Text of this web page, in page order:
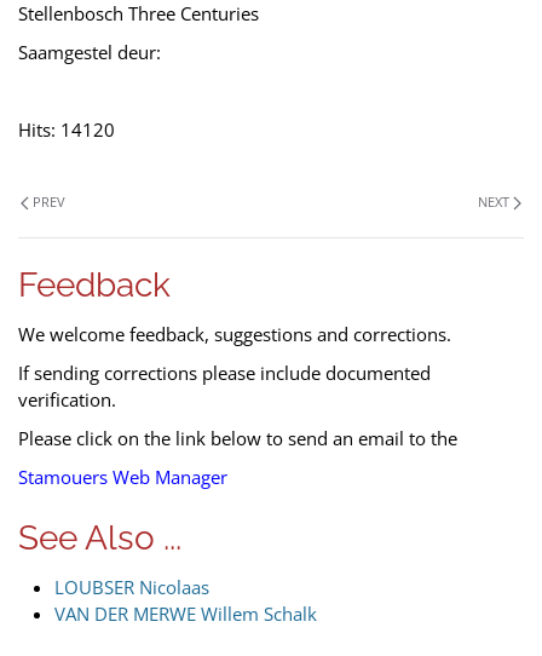
Stellenbosch Three Centuries
Saamgestel deur:
Hits: 14120
PREV NEXT
Feedback
We welcome feedback, suggestions and corrections.
If sending corrections please include documented
verification.
Please click on the link below to send an email to the
Stamouers Web Manager
See Also ...
LOUBSER Nicolaas
VAN DER MERWE Willem Schalk